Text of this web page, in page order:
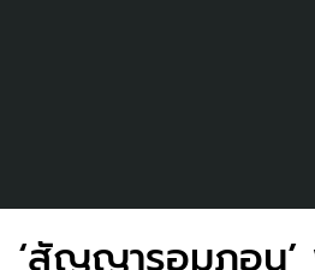
‘สัญญารอมฎอน’